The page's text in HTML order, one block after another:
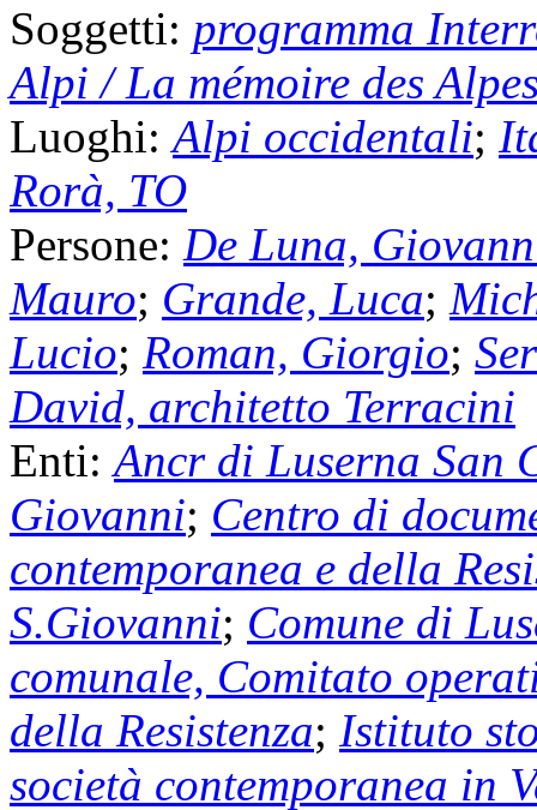
Soggetti: programma
Alpi / La mémoire des
Luoghi:Alpi occidentali;
Rorà, TO
Persone: De Luna,
Mauro; Grande, Luca;
Lucio; Roman, Giorgio;
David, architetto Terracini
Enti:Ancr di Luserna San
Giovanni; Centro di
contemporanea e della
S.Giovanni; Comune di
comunale, Comitato
della Resistenza; Istituto
società contemporanea in